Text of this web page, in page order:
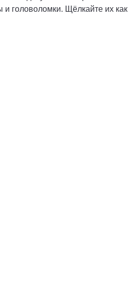
и головоломки. Щёлкайте их как